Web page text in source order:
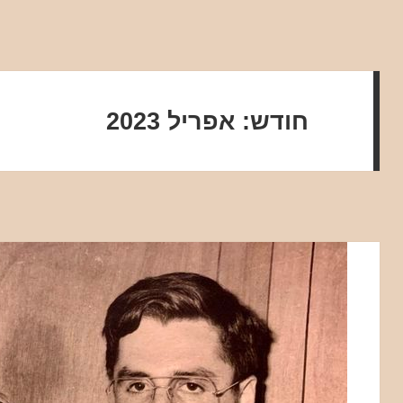
חודש: אפריל 2023